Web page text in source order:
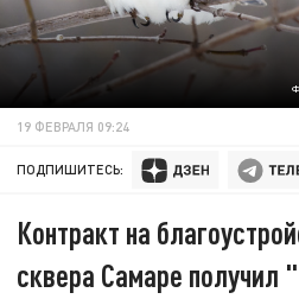
19 ФЕВРАЛЯ 09:24
ПОДПИШИТЕСЬ:
Контракт на
сквера Самаре получил